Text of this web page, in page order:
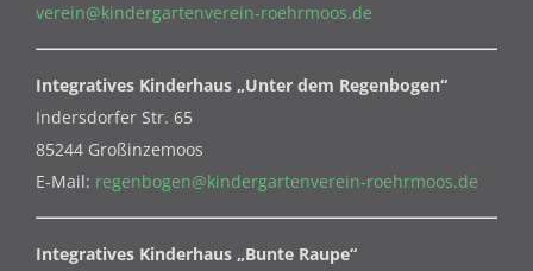
verein@kindergartenverein-roehrmoos.de
Integratives Kinderhaus „Unter dem Regenbogen“
Indersdorfer Str. 65
85244 Großinzemoos
E-Mail: regenbogen@kindergartenverein-roehrmoos.de
Integratives Kinderhaus „Bunte Raupe“